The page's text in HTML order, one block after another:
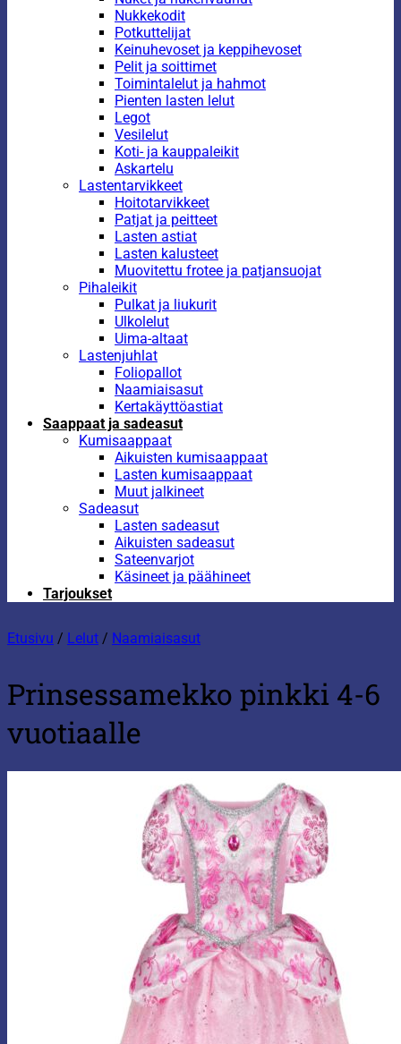
Nukkekodit
Potkuttelijat
Keinuhevoset ja keppihevoset
Pelit ja soittimet
Toimintalelut ja hahmot
Pienten lasten lelut
Legot
Vesilelut
Koti- ja kauppaleikit
Askartelu
Lastentarvikkeet
Hoitotarvikkeet
Patjat ja peitteet
Lasten astiat
Lasten kalusteet
Muovitettu frotee ja patjansuojat
Pihaleikit
Pulkat ja liukurit
Ulkolelut
Uima-altaat
Lastenjuhlat
Foliopallot
Naamiaisasut
Kertakäyttöastiat
Saappaat ja sadeasut
Kumisaappaat
Aikuisten kumisaappaat
Lasten kumisaappaat
Muut jalkineet
Sadeasut
Lasten sadeasut
Aikuisten sadeasut
Sateenvarjot
Käsineet ja päähineet
Tarjoukset
Etusivu / Lelut / Naamiaisasut
Prinsessamekko pinkki 4-6
vuotiaalle